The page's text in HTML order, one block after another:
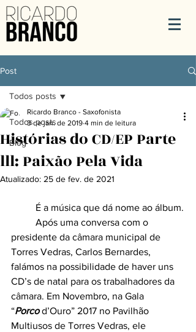
Post
Todos posts
Blog
Todos posts
Histórias do CD/EP Parte
lll: Paixão Pela Vida
Ricardo Branco - Saxofonista
3 de jan. de 2019 4 min de leitura
Atualizado: 25 de fev. de 2021
	É a música que dá nome ao álbum.
presidente da câmara municipal de
Torres Vedras, Carlos Bernardes,
falámos na possibilidade de haver uns
CD’s de natal para os trabalhadores da
câmara. Em Novembro, na Gala
“Porco d’Ouro” 2017 no Pavilhão
Multiusos de Torres Vedras, ele